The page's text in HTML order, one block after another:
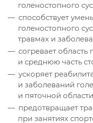
голеностопного
способствует
голеностопного
травмах и
согревает область
и среднюю часть
ускоряет
и заболеваний
и пяточной области
предотвращает
при занятиях